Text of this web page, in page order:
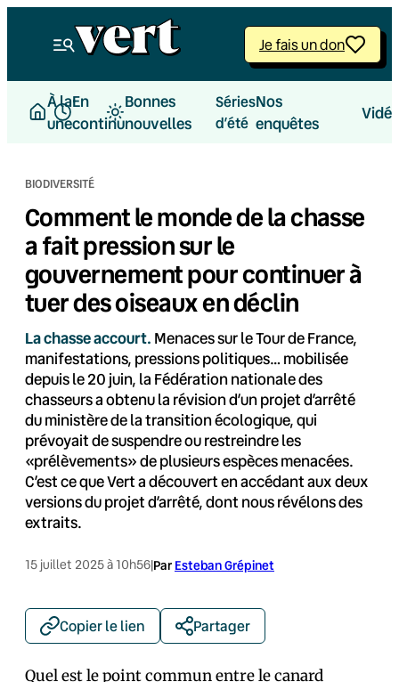
Je fais un don
À la
une
En
continu
Bonnes
nouvelles
Séries
d’été
Nos
enquêtes
BIODIVERSITÉ
Comment le monde de la chasse
a fait pression sur le
gouvernement pour continuer à
tuer des oiseaux en déclin
La chasse accourt. Menaces sur le Tour de France,
manifestations, pressions politiques… mobilisée
depuis le 20 juin, la Fédération nationale des
chasseurs a obtenu la révision d’un projet d’arrêté
du ministère de la transition écologique, qui
prévoyait de suspendre ou restreindre les
«prélèvements» de plusieurs espèces menacées.
C’est ce que Vert a découvert en accédant aux deux
versions du projet d’arrêté, dont nous révélons des
extraits.
15 juillet 2025 à 10h56|Par Esteban Grépinet
Copier le lien Partager
Quel est le point commun entre le canard